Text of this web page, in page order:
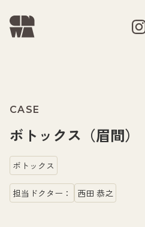
CASE
ボトックス（眉間
ボトックス
担当ドクター： 西田 恭之